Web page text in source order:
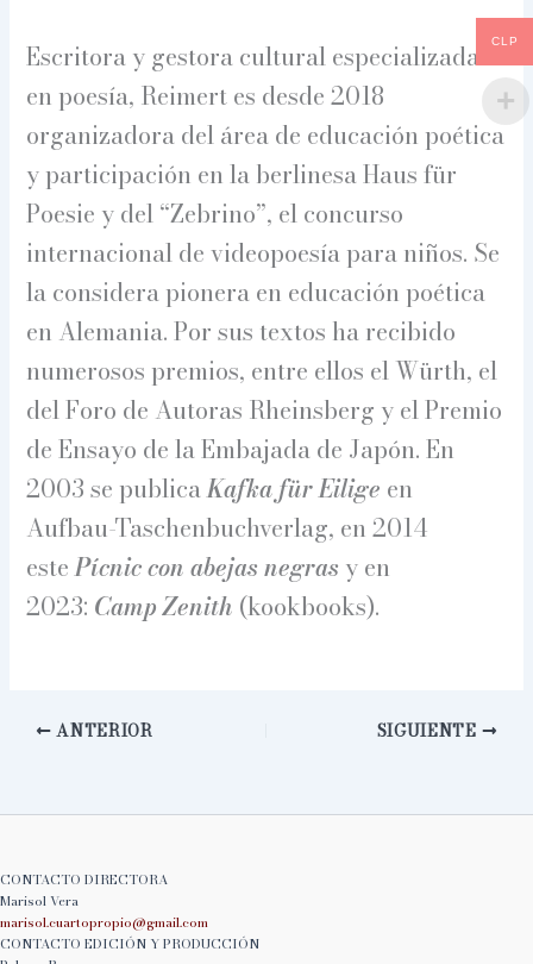
Escritora y gestora cultural especializada
en poesía, Reimert es desde 2018
organizadora del área de educación poética
y participación en la berlinesa Haus für
Poesie y del “Zebrino”, el concurso
internacional de videopoesía para niños. Se
la considera pionera en educación poética
en Alemania. Por sus textos ha recibido
numerosos premios, entre ellos el Würth, el
del Foro de Autoras Rheinsberg y el Premio
de Ensayo de la Embajada de Japón. En
2003 se publicaKafka für Eilige en
Aufbau-Taschenbuchverlag, en 2014
estePícnic con abejas negras y en
2023: Camp Zenith (kookbooks).
ANTERIOR SIGUIENTE
CONTACTO DIRECTORA
Marisol Vera
marisol.cuartopropio@gmail.com
CONTACTO EDICIÓN Y PRODUCCIÓN
CLP